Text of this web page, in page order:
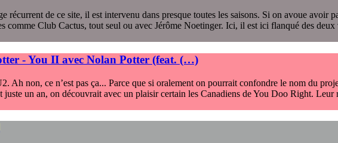
récurrent de ce site, il est intervenu dans presque toutes les saisons. Si on avoue avoir
comme Club Cactus, tout seul ou avec Jérôme Noetinger. Ici, il est ici flanqué des
- You II avec Nolan Potter (feat. (…)
Ah non, ce n’est pas ça... Parce que si oralement on pourrait confondre le nom du
un an, on découvrait avec un plaisir certain les Canadiens de You Doo Right.